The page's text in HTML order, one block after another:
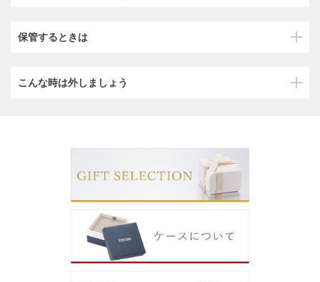
保管するときは
こんな時は外しましょう